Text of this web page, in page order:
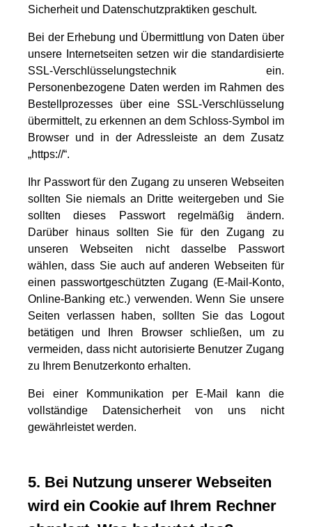
Sicherheit und Datenschutzpraktiken geschult.
Bei der Erhebung und Übermittlung von Daten über
unsere Internetseiten setzen wir die standardisierte
SSL-Verschlüsselungstechnik ein.
Personenbezogene Daten werden im Rahmen des
Bestellprozesses über eine SSL‐Verschlüsselung
übermittelt, zu erkennen an dem Schloss‐Symbol im
Browser und in der Adressleiste an dem Zusatz
„https://“.
Ihr Passwort für den Zugang zu unseren Webseiten
sollten Sie niemals an Dritte weitergeben und Sie
sollten dieses Passwort regelmäßig ändern.
Darüber hinaus sollten Sie für den Zugang zu
unseren Webseiten nicht dasselbe Passwort
wählen, dass Sie auch auf anderen Webseiten für
einen passwortgeschützten Zugang (E-Mail-Konto,
Online-Banking etc.) verwenden. Wenn Sie unsere
Seiten verlassen haben, sollten Sie das Logout
betätigen und Ihren Browser schließen, um zu
vermeiden, dass nicht autorisierte Benutzer Zugang
zu Ihrem Benutzerkonto erhalten.
Bei einer Kommunikation per E-Mail kann die
vollständige Datensicherheit von uns nicht
gewährleistet werden.
5. Bei Nutzung unserer Webseiten
wird ein Cookie auf Ihrem Rechner